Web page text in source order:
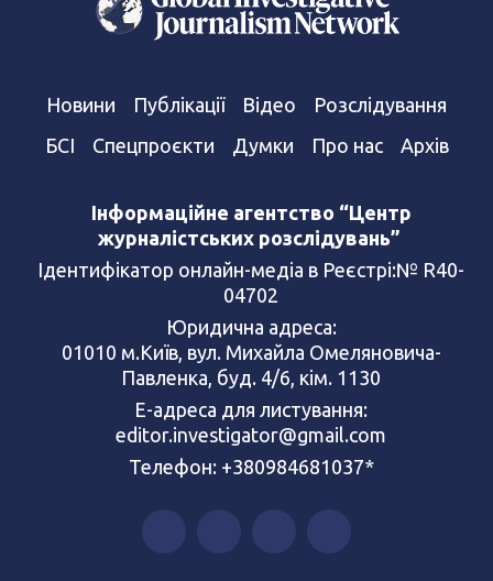
Новини Публікації Відео
Розслідування
БСІ
Спецпроєкти Думки Про нас Архів
Інформаційне агентство “Центр
журналістських розслідувань”
Ідентифікатор онлайн-медіа в Реєстрі:№ R40-
04702
Юридична адреса:
01010 м.Київ, вул. Михайла Омеляновича-
Павленка, буд. 4/6, кім. 1130
Е-адреса для листування:
editor.investigator@gmail.com
Телефон: +380984681037*